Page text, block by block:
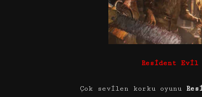
Resident
Çok sevilen korku oyunu